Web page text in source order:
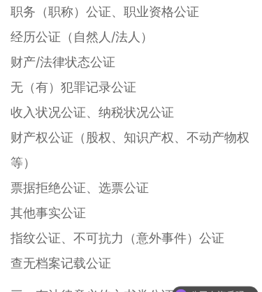
职务（职称）公证、职业资格公证
经历公证（自然人/法人）
财产/法律状态公证
无（有）犯罪记录公证
收入状况公证、纳税状况公证
财产权公证（股权、知识产权、不动产物权
等）
票据拒绝公证、选票公证
其他事实公证
指纹公证、不可抗力（意外事件）公证
查无档案记载公证